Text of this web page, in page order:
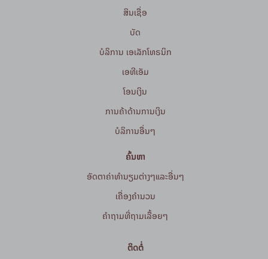
ສິນເຊື່ອ
ບັດ
ບໍລິການ ເອເລັກໂທຣນິກ
ເອທີເອັມ
ໂອນເງິນ
ການຄ້າດ້ານການເງິນ
ບໍລິການອື່ນໆ
ຄົ້ນຫາ
ອັດຕາຄ່າທຳນຽມຕ່າງໆແລະອື່ນໆ
ເຄື່ອງຄຳນວນ
ຄໍາຖາມທີ່ຖາມເລື້ອຍໆ
ຕິດຕໍ່